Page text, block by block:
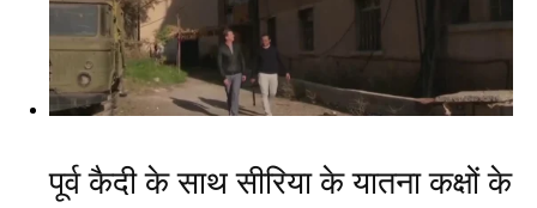
पूर्व कैदी के साथ सीरिया के यातना कक्षों के